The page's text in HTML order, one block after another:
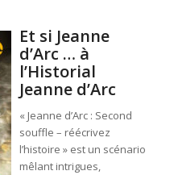
Et si Jeanne
d’Arc … à
l’Historial
Jeanne d’Arc
« Jeanne d’Arc : Second
souffle – réécrivez
l’histoire » est un scénario
mêlant intrigues,